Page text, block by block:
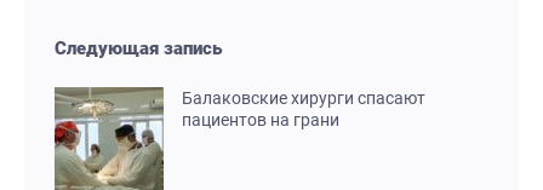
Следующая запись
Балаковские хирурги спасают
пациентов на грани